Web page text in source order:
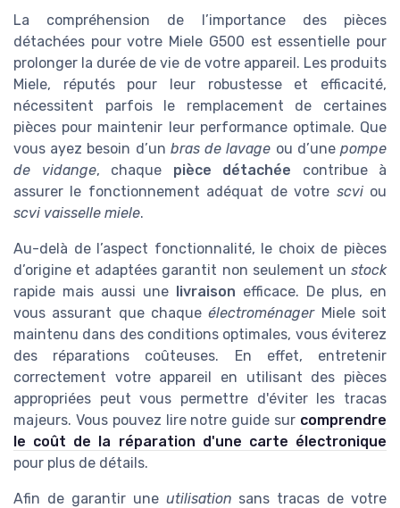
La compréhension de l’importance des pièces
détachées pour votre Miele G500 est essentielle pour
prolonger la durée de vie de votre appareil. Les produits
Miele, réputés pour leur robustesse et efficacité,
nécessitent parfois le remplacement de certaines
pièces pour maintenir leur performance optimale. Que
vous ayez besoin d’un bras de lavage ou d’unepompe
de vidange, chaque pièce détachée contribue à
assurer le fonctionnement adéquat de votre scviou
scvi vaisselle miele.
Au-delà de l’aspect fonctionnalité, le choix de pièces
d’origine et adaptées garantit non seulement un stock
rapide mais aussi une livraison efficace. De plus, en
vous assurant que chaqueélectroménagerMiele soit
maintenu dans des conditions optimales, vous éviterez
des réparations coûteuses. En effet, entretenir
correctement votre appareil en utilisant des pièces
appropriées peut vous permettre d'éviter les tracas
majeurs. Vous pouvez lire notre guide sur comprendre
le coût de la réparation d'une carte électronique
pour plus de détails.
Afin de garantir une utilisation sans tracas de votre